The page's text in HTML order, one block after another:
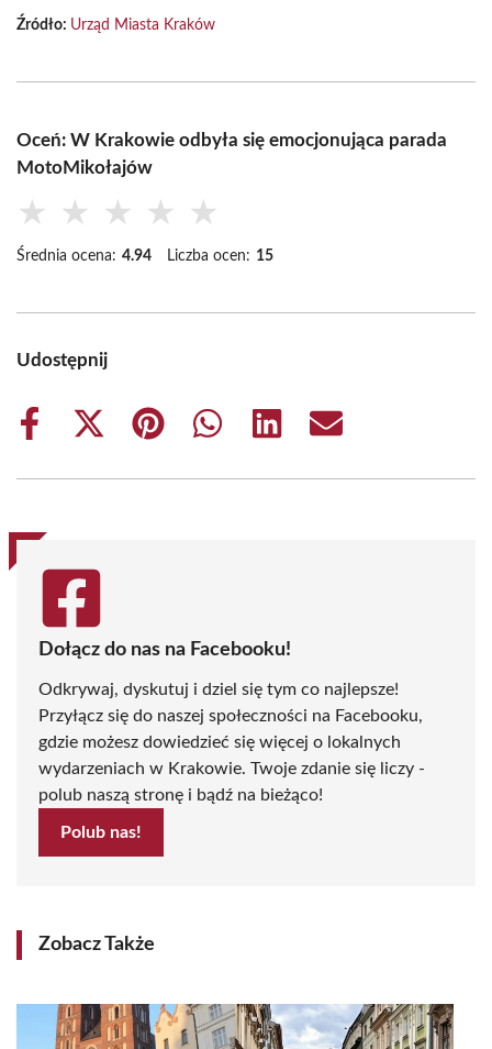
Źródło: Urząd Miasta Kraków
Oceń: W Krakowie odbyła się emocjonująca parada
MotoMikołajów
★ ★ ★ ★ ★
Średnia ocena: 4.94 Liczba ocen: 15
Udostępnij
Share
Share
(Twitter)
Share
Share
Share
Share
Dołącz do nas na Facebooku!
Odkrywaj, dyskutuj i dziel się tym co najlepsze!
Przyłącz się do naszej społeczności na Facebooku,
gdzie możesz dowiedzieć się więcej o lokalnych
wydarzeniach w Krakowie. Twoje zdanie się liczy -
polub naszą stronę i bądź na bieżąco!
Polub nas!
Zobacz Także